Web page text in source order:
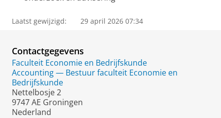
Laatst gewijzigd: 29 april 2026 07:34
Contactgegevens
Faculteit Economie en Bedrijfskunde
Accounting — Bestuur faculteit Economie en
Bedrijfskunde
Nettelbosje 2
9747 AE Groningen
Nederland